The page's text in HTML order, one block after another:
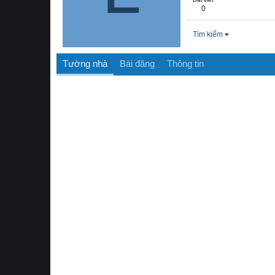
0
Tìm kiếm
Tường nhà Bài đăng Thông tin